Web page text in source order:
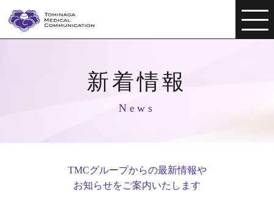
新着情報
News
TMCグループからの最新情報や
お知らせをご案内いたします